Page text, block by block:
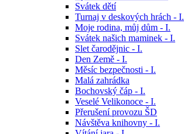
Svátek dětí
Turnaj v deskových hrách - I.
Moje rodina, můj dům - I.
Svátek našich maminek - I.
Slet čarodějnic - I.
Den Země - I.
Měsíc bezpečnosti - I.
Malá zahrádka
Bochovský čáp - I.
Veselé Velikonoce - I.
Přerušení provozu ŠD
Návštěva knihovny - I.